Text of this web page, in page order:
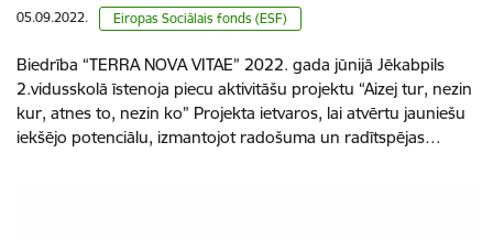
05.09.2022. Eiropas Sociālais fonds (ESF)
Biedrība “TERRA NOVA VITAE” 2022. gada jūnijā Jēkabpils
2.vidusskolā īstenoja piecu aktivitāšu projektu “Aizej tur, nezin
kur, atnes to, nezin ko” Projekta ietvaros, lai atvērtu jauniešu
iekšējo potenciālu, izmantojot radošuma un radītspējas…